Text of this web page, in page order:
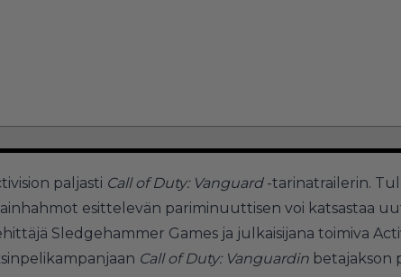
paljasti Call of Duty: Vanguard-tarinatrailerin.
esittelevän pariminuuttisen voi katsastaa
Sledgehammer Games ja julkaisijana toimiva
Call of Duty: Vanguardin betajakson